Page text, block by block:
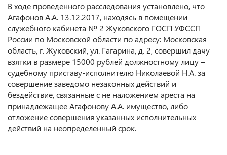
В ходе проведенного расследования установлено, что
Агафонов А.А. 13.12.2017, находясь в помещении
служебного кабинета № 2 Жуковского ГОСП УФССП
России по Московской области по адресу: Московская
область, г. Жуковский, ул. Гагарина, д. 2, совершил дачу
взятки в размере 15000 рублей должностному лицу –
судебному приставу-исполнителю Николаевой Н.А. за
совершение заведомо незаконных действий и
бездействие, связанные с не наложением ареста на
принадлежащее Агафонову А.А. имущество, либо
отложение совершения указанных исполнительных
действий на неопределенный срок.